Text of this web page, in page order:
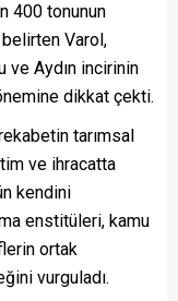
400 tonunun
Varol,
ve Aydın incirinin
dikkat çekti.
tarımsal
ve ihracatta
kendini
enstitüleri, kamu
ortak
vurguladı.